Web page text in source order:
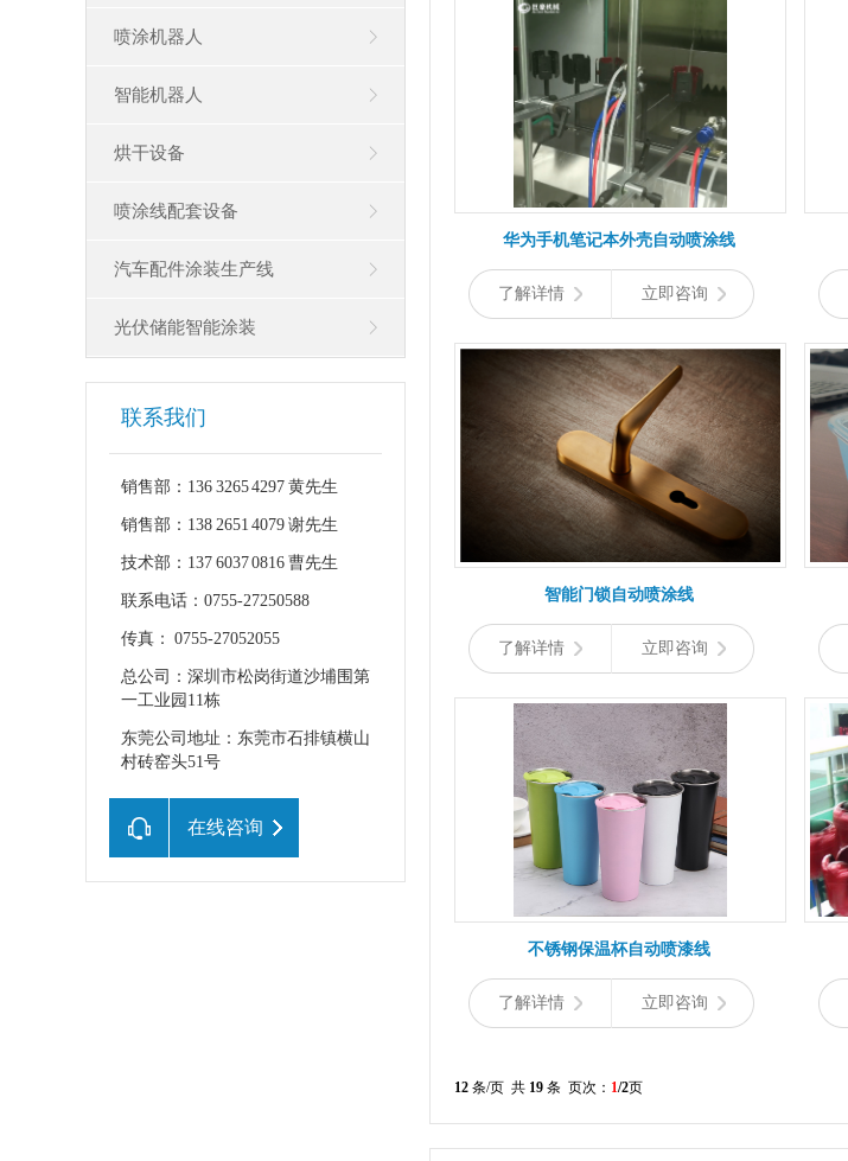
净化喷涂车间 废水循环处理系统
三轴往复喷涂机
五轴往复喷涂机 六轴往复喷涂机
喷涂机器人
在线式喷涂机器人 挂壁式喷涂机器人
智能机器人
码垛机器人
烘干设备
防爆工业烤箱
隧道式烘干线
喷涂线配套设备
供风净化系统 除尘系统
喷枪设备
喷柜设备 电控设备
汽车配件涂装生产线
光伏储能智能涂装
联系我们
销售部：136 3265 4297 黄先生
销售部：138 2651 4079 谢先生
技术部：137 6037 0816 曹先生
联系电话：0755-27250588
传真： 0755-27052055
总公司：深圳市松岗街道沙埔围第
一工业园11栋
东莞公司地址：东莞市石排镇横山
村砖窑头51号
在线咨询
华为手机笔记本外壳自动喷涂线
了解详情 立即咨询
智能门锁自动喷涂线
了解详情 立即咨询
不锈钢保温杯自动喷漆线
了解详情 立即咨询
12 条/页 共 19 条 页次： 1/2页